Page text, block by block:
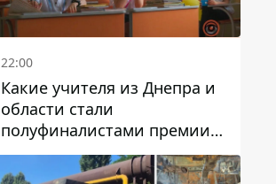
22:00
Какие учителя из Днепра и
области стали
полуфиналистами премии
Global Teacher Prize Ukraine
2026